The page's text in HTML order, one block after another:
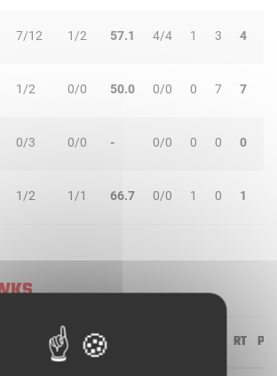
7/12 1/2 57.1 4/4 1 3 4
1/2 0/0 50.0 0/0 0 7 7
0/3 0/0 - 0/0 0 0 0
1/2 1/1 66.7 0/0 1 0 1
3R/3T TR/TT RT PD